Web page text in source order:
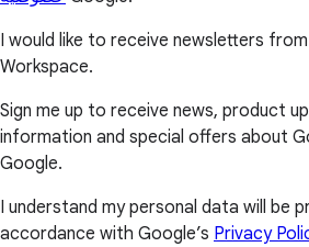
I would like to receive newsletters
Workspace.
Sign me up to receive news, product
information and special offers about
Google.
I understand my personal data will be
accordance with Google’s Privacy